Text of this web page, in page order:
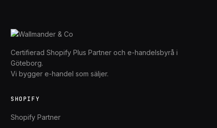
Certifierad Shopify Plus Partner och e-handelsbyrå i
Göteborg.
Vi bygger e-handel som säljer.
SHOPIFY
Shopify Partner